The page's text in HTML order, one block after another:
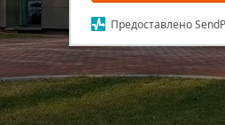
Предоставлено